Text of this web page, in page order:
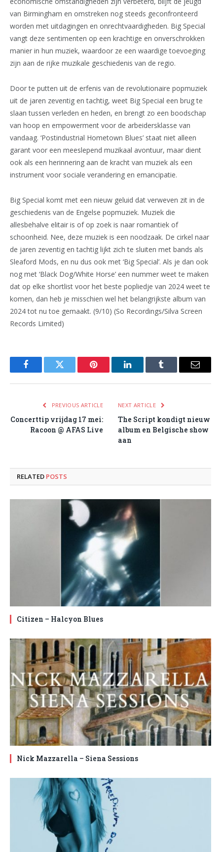
van Birmingham en omstreken nog steeds geconfronteerd
worden met uitdagingen en onrechtvaardigheden. Big Special
vangt deze sentimenten op een krachtige en onverschrokken
manier in hun muziek, waardoor ze een waardige toevoeging
zijn aan de rijke muzikale geschiedenis van de regio.
Door te putten uit de erfenis van de revolutionaire popmuziek
uit de jaren zeventig en tachtig, weet Big Special een brug te
slaan tussen verleden en heden, en brengt zo een boodschap
van hoop en empowerment voor de arbeidersklasse van
vandaag. ‘Postindustrial Hometown Blues’ staat niet alleen
garant voor een meeslepend muzikaal avontuur, maar dient
ook als een herinnering aan de kracht van muziek als een
instrument voor sociale verandering en emancipatie.
Big Special komt met een nieuw geluid dat verweven zit in de
geschiedenis van de Engelse popmuziek. Muziek die
allesbehalve elitair is of op zoek is naar romantiek of
schoonheid. Nee, deze muziek is een noodzaak. De cirkel naar
de jaren zeventig en tachtig lijkt zich te sluiten met bands als
Sleaford Mods, en nu dus ook met ‘Big Special’. Als je dan ook
nog met ‘Black Dog/White Horse’ een nummer weet te maken
dat op elke shortlist voor het beste popliedje van 2024 weet te
komen, dan heb je misschien wel het belangrijkste album van
2024 tot nu toe gemaakt. (9/10) (So Recordings/Silva Screen
Records Limited)
FacebookTwitter Pinterest LinkedInTumblr Email
PREVIOUS ARTICLE
Concerttip vrijdag 17 mei:
Racoon @ AFAS Live
NEXT ARTICLE
The Script kondigt nieuw
album en Belgische show
aan
RELATED POSTS
Citizen – Halcyon Blues
Nick Mazzarella – Siena Sessions